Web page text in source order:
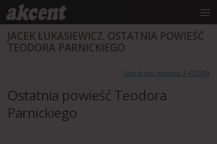
treści
Przejdź do treści
JACEK ŁUKASIEWICZ. OSTATNIA POWIEŚĆ
TEODORA PARNICKIEGO
Spis treści numeru 3-4/2004
Ostatnia powieść Teodora
Parnickiego